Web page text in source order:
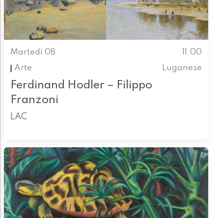
Martedì 08
11.00
Arte
Luganese
Ferdinand Hodler – Filippo
Franzoni
LAC